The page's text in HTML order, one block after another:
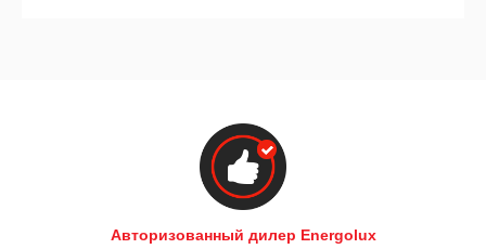
Авторизованный дилер Energolux